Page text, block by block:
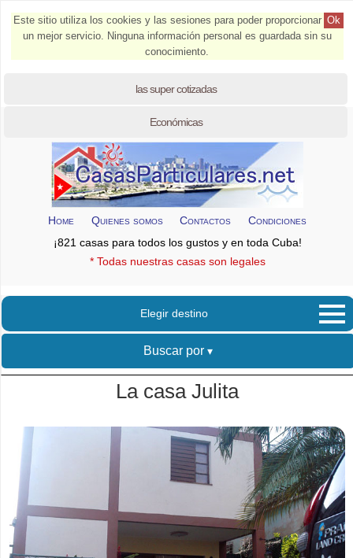
Ok
Este sitio utiliza los cookies y las sesiones para poder proporcionar
un mejor servicio. Ninguna información personal es guardada sin su
conocimiento.
las super cotizadas
Económicas
Home Quienes somos Contactos
Condiciones
¡821 casas para todos los gustos y en toda Cuba!
* Todas nuestras casas son legales
Elegir destino
Buscar por
La casa Julita